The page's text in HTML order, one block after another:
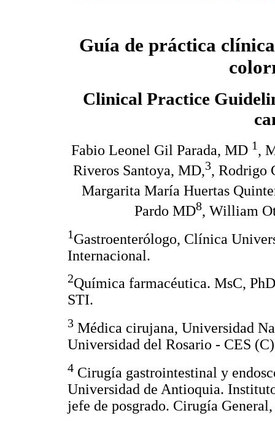
Guía de práctica
Clinical Practice
Fabio Leonel Gil Parada, MD 1,
Riveros Santoya, MD,3, Rodrigo
Margarita María Huertas
Pardo MD8, William
1Gastroenterólogo, Clínica
Internacional.
2Química farmacéutica. MsC,
STI.
3 Médica cirujana, Universidad
Universidad del Rosario - CES
4 Cirugía gastrointestinal y
Universidad de Antioquia.
jefe de posgrado. Cirugía